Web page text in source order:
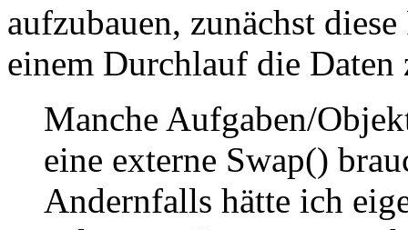
aufzubauen, zunächst
einem Durchlauf die
Manche Aufgaben/
eine externe Swap()
Andernfalls hätte ich